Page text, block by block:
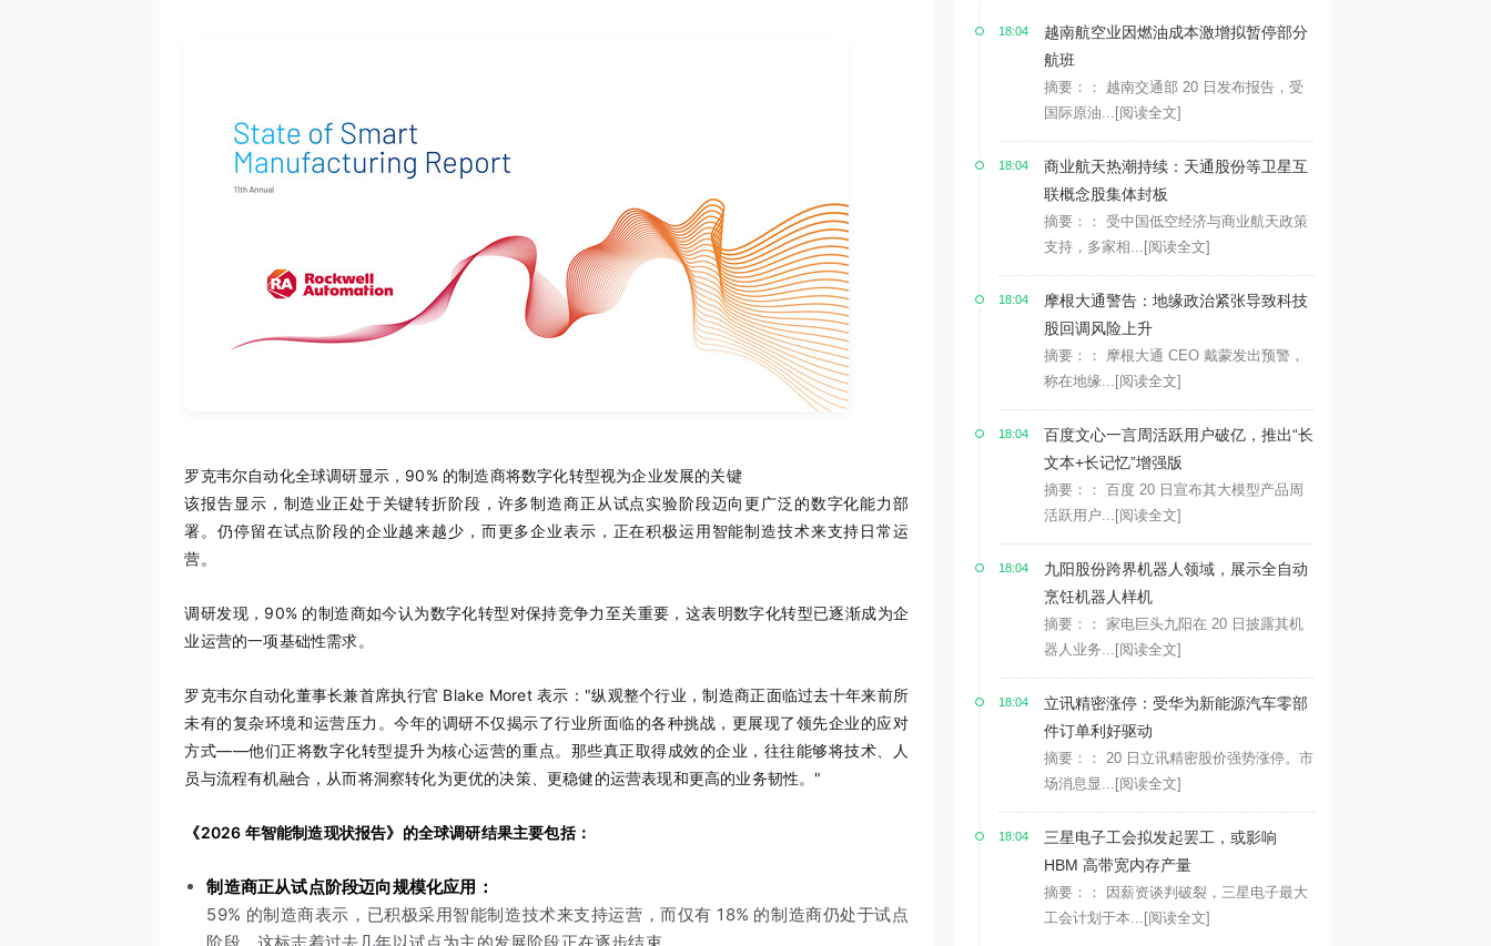
罗克韦尔自动化全球调研显示，90% 的制造商将数字化转型视为企业发展的关键
该报告显示，制造业正处于关键转折阶段，许多制造商正从试点实验阶段迈向更广泛的数字化能力部
署。仍停留在试点阶段的企业越来越少，而更多企业表示，正在积极运用智能制造技术来支持日常运
营。
调研发现，90% 的制造商如今认为数字化转型对保持竞争力至关重要，这表明数字化转型已逐渐成为企
业运营的一项基础性需求。
罗克韦尔自动化董事长兼首席执行官 Blake Moret 表示："纵观整个行业，制造商正面临过去十年来前所
未有的复杂环境和运营压力。今年的调研不仅揭示了行业所面临的各种挑战，更展现了领先企业的应对
方式——他们正将数字化转型提升为核心运营的重点。那些真正取得成效的企业，往往能够将技术、人
员与流程有机融合，从而将洞察转化为更优的决策、更稳健的运营表现和更高的业务韧性。"
《2026 年智能制造现状报告》的全球调研结果主要包括：
制造商正从试点阶段迈向规模化应用：
59% 的制造商表示，已积极采用智能制造技术来支持运营，而仅有 18% 的制造商仍处于试点
18:04
越南航空业因燃油成本激增拟暂停部分
航班
摘要：： 越南交通部 20 日发布报告，受
国际原油... [阅读全文]
18:04
商业航天热潮持续：天通股份等卫星互
联概念股集体封板
摘要：： 受中国低空经济与商业航天政策
支持，多家相... [阅读全文]
18:04
摩根大通警告：地缘政治紧张导致科技
股回调风险上升
摘要：： 摩根大通 CEO 戴蒙发出预警，
称在地缘... [阅读全文]
18:04
百度文心一言周活跃用户破亿，推出“长
文本+长记忆”增强版
摘要：： 百度 20 日宣布其大模型产品周
活跃用户... [阅读全文]
18:04
九阳股份跨界机器人领域，展示全自动
烹饪机器人样机
摘要：： 家电巨头九阳在 20 日披露其机
器人业务... [阅读全文]
18:04
立讯精密涨停：受华为新能源汽车零部
件订单利好驱动
摘要：： 20 日立讯精密股价强势涨停。市
场消息显... [阅读全文]
18:04
三星电子工会拟发起罢工，或影响
HBM 高带宽内存产量
摘要：： 因薪资谈判破裂，三星电子最大
工会计划于本... [阅读全文]